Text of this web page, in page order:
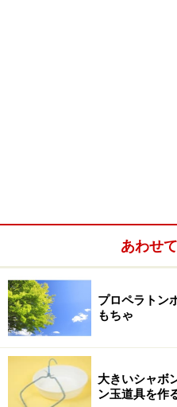
あわせ
プロペラトン
もちゃ
大きいシャボ
ン玉道具を作